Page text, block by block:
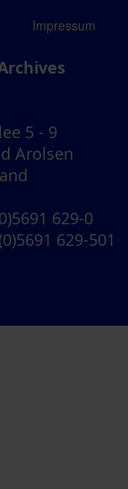
Impressum
5 - 9
Arolsen
629-0
629-501